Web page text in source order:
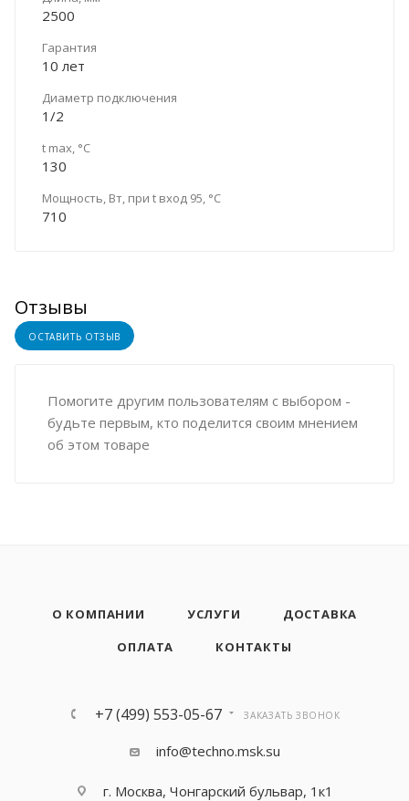
2500
Гарантия
10 лет
Диаметр подключения
1/2
t max, °C
130
Мощность, Вт, при t вход 95, °C
710
Отзывы
ОСТАВИТЬ ОТЗЫВ
Помогите другим пользователям с выбором -
будьте первым, кто поделится своим мнением
об этом товаре
О КОМПАНИИ УСЛУГИ
ДОСТАВКА
ОПЛАТА
КОНТАКТЫ
+7 (499) 553-05-67 ЗАКАЗАТЬ ЗВОНОК
info@techno.msk.su
г. Москва, Чонгарский бульвар, 1к1